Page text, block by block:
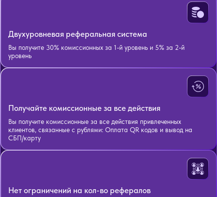
Двухуровневая реферальная система
Вы получите 30% комиссионных за 1-й уровень и 5% за 2-й
уровень
Получайте комиссионные за все действия
Вы получите комиссионные за все действия привлеченных
клиентов, связанные с рублями: Оплата QR кодов и вывод на
СБП/карту
Нет ограничений на кол-во рефералов